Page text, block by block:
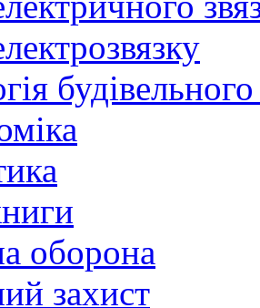
оборона
захист